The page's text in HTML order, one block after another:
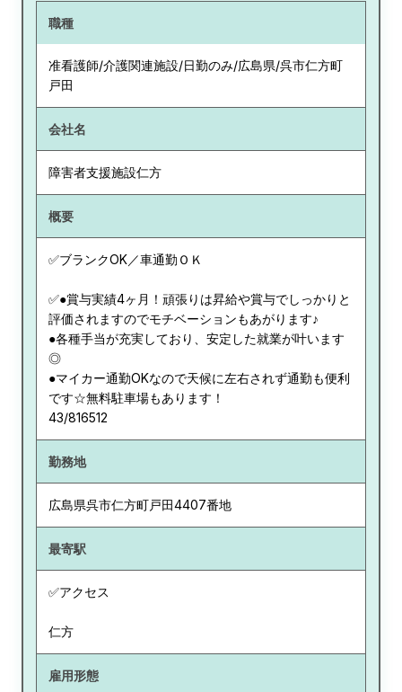
職種
准看護師/介護関連施設/日勤のみ/広島県/呉市仁方町
戸田
会社名
障害者支援施設仁方
概要
✅ブランクOK／車通勤ＯＫ
✅●賞与実績4ヶ月！頑張りは昇給や賞与でしっかりと
評価されますのでモチベーションもあがります♪
●各種手当が充実しており、安定した就業が叶います
◎
●マイカー通勤OKなので天候に左右されず通勤も便利
です☆無料駐車場もあります！
43/816512
勤務地
広島県呉市仁方町戸田4407番地
最寄駅
✅アクセス
仁方
雇用形態